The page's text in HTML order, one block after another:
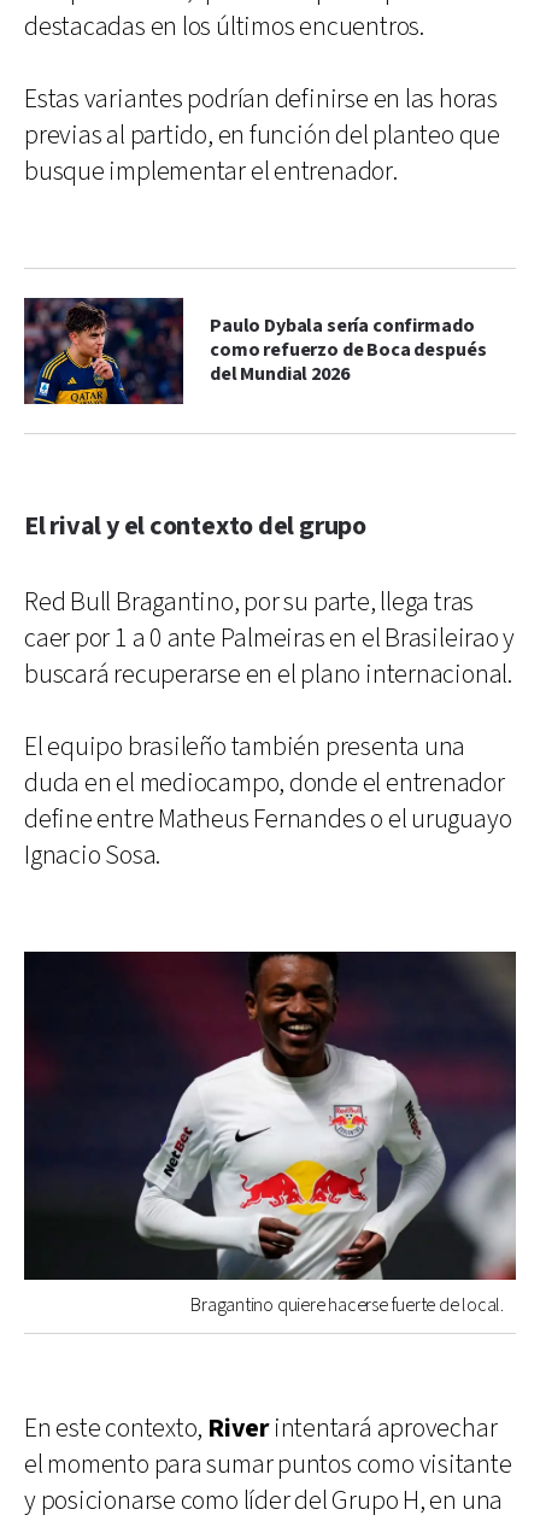
destacadas en los últimos encuentros.
Estas variantes podrían definirse en las horas
previas al partido, en función del planteo que
busque implementar el entrenador.
Paulo Dybala sería confirmado
como refuerzo de Boca después
del Mundial 2026
El rival y el contexto del grupo
Red Bull Bragantino, por su parte, llega tras
caer por 1 a 0 ante Palmeiras en el Brasileirao y
buscará recuperarse en el plano internacional.
El equipo brasileño también presenta una
duda en el mediocampo, donde el entrenador
define entre Matheus Fernandes o el uruguayo
Ignacio Sosa.
Bragantino quiere hacerse fuerte de local.
En este contexto, Riverintentará aprovechar
el momento para sumar puntos como visitante
y posicionarse como líder del Grupo H, en una